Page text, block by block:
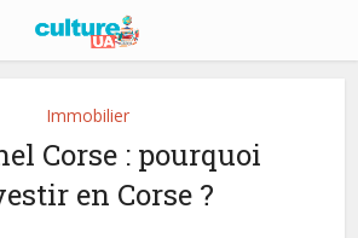
Immobilier
Corse : pourquoi
en Corse ?